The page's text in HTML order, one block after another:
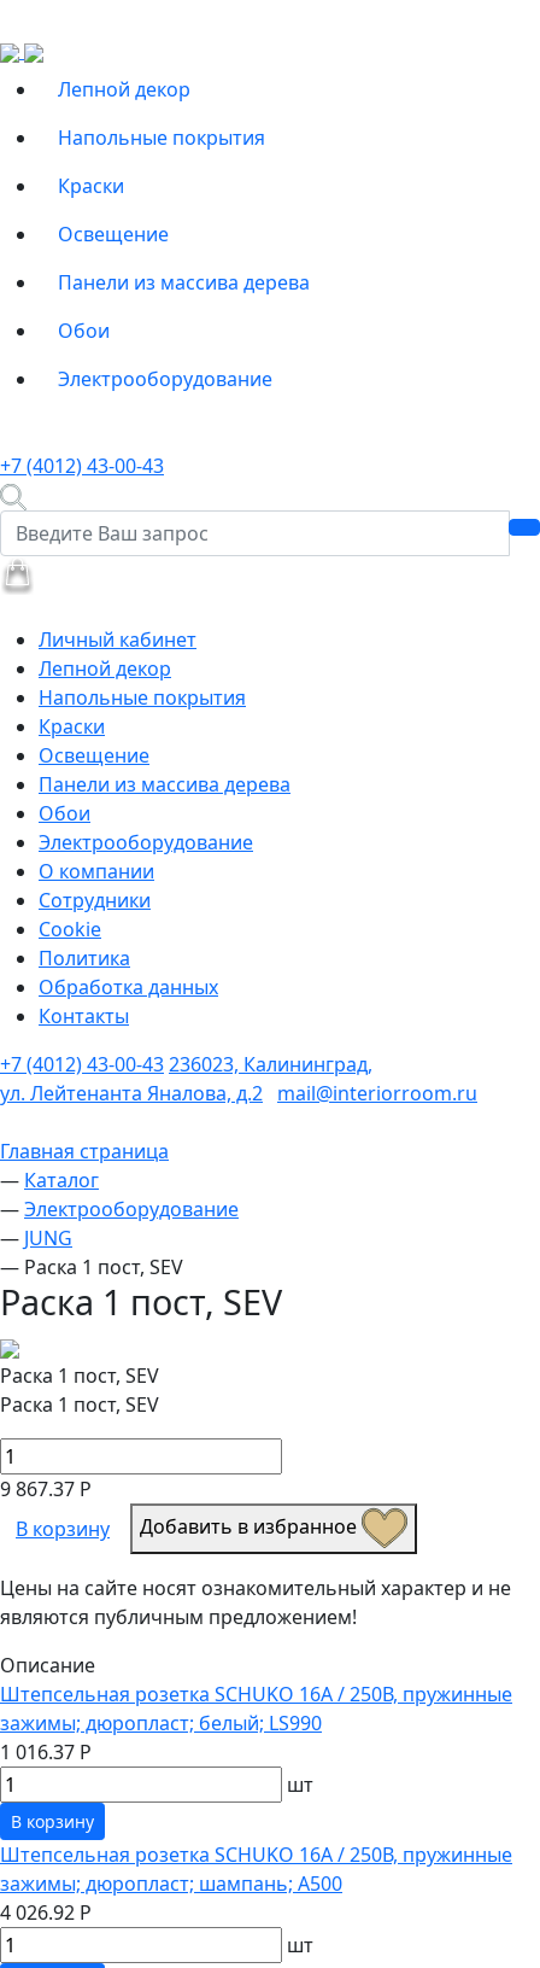
Лепной декор
Напольные покрытия
Краски
Освещение
Панели из массива дерева
Обои
Электрооборудование
+7 (4012) 43-00-43
Личный кабинет
Лепной декор
Напольные покрытия
Краски
Освещение
Панели из массива дерева
Обои
Электрооборудование
О компании
Сотрудники
Cookie
Политика
Обработка данных
Контакты
+7 (4012) 43-00-43236023, Калининград,
ул. Лейтенанта Яналова, д.2 mail@interiorroom.ru
Главная страница
— Каталог
—Электрооборудование
— JUNG
— Раска 1 пост, SEV
Раска 1 пост, SEV
Раска 1 пост, SEV
Раска 1 пост, SEV
9 867.37 Р
В корзину
Добавить в избранное
Цены на сайте носят ознакомительный характер и не
являются публичным предложением!
Описание
Штепсельная розетка SCHUKO 16А / 250В, пружинные
зажимы; дюропласт; белый; LS990
1 016.37 Р
шт
В корзину
Штепсельная розетка SCHUKO 16А / 250В, пружинные
зажимы; дюропласт; шампань; A500
4 026.92 Р
шт